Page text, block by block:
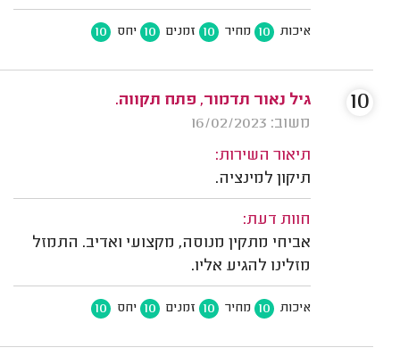
איכות 10 מחיר 10 זמנים 10 יחס 10
גיל נאור תדמור, פתח תקווה.
משוב: 16/02/2023
תיאור השירות:
תיקון למינציה.
חוות דעת:
אביחי מתקין מנוסה, מקצועי ואדיב. התמזל
מזלינו להגיע אליו.
איכות 10 מחיר 10 זמנים 10 יחס 10
10